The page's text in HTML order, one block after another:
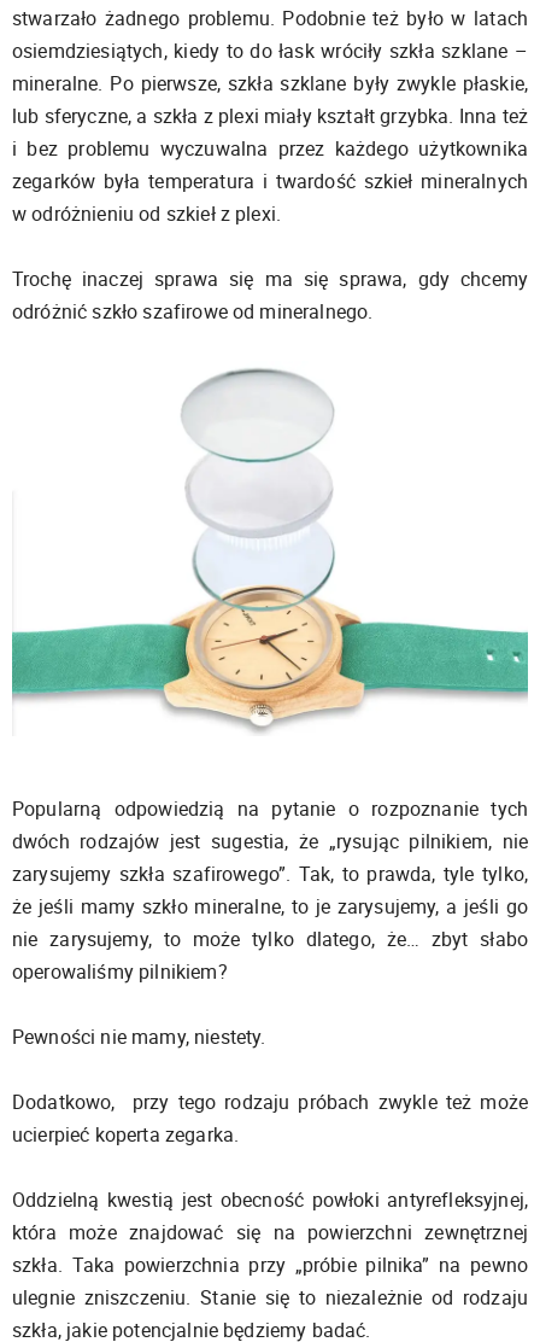
stwarzało żadnego problemu. Podobnie też było w latach
osiemdziesiątych, kiedy to do łask wróciły szkła szklane –
mineralne. Po pierwsze, szkła szklane były zwykle płaskie,
lub sferyczne, a szkła z plexi miały kształt grzybka. Inna też
i bez problemu wyczuwalna przez każdego użytkownika
zegarków była temperatura i twardość szkieł mineralnych
w odróżnieniu od szkieł z plexi.
Trochę inaczej sprawa się ma się sprawa, gdy chcemy
odróżnić szkło szafirowe od mineralnego.
Popularną odpowiedzią na pytanie o rozpoznanie tych
dwóch rodzajów jest sugestia, że „rysując pilnikiem, nie
zarysujemy szkła szafirowego”. Tak, to prawda, tyle tylko,
że jeśli mamy szkło mineralne, to je zarysujemy, a jeśli go
nie zarysujemy, to może tylko dlatego, że… zbyt słabo
operowaliśmy pilnikiem?
Pewności nie mamy, niestety.
Dodatkowo, przy tego rodzaju próbach zwykle też może
ucierpieć koperta zegarka.
Oddzielną kwestią jest obecność powłoki antyrefleksyjnej,
która może znajdować się na powierzchni zewnętrznej
szkła. Taka powierzchnia przy „próbie pilnika” na pewno
ulegnie zniszczeniu. Stanie się to niezależnie od rodzaju
szkła, jakie potencjalnie będziemy badać.